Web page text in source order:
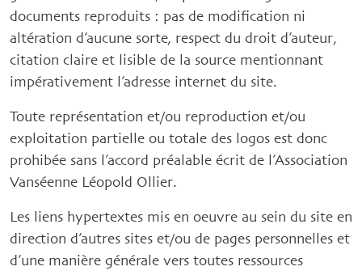
documents reproduits : pas de modification ni
altération d’aucune sorte, respect du droit d’auteur,
citation claire et lisible de la source mentionnant
impérativement l’adresse internet du site.
Toute représentation et/ou reproduction et/ou
exploitation partielle ou totale des logos est donc
prohibée sans l’accord préalable écrit de l’Association
Vanséenne Léopold Ollier.
Les liens hypertextes mis en oeuvre au sein du site en
direction d’autres sites et/ou de pages personnelles et
d’une manière générale vers toutes ressources